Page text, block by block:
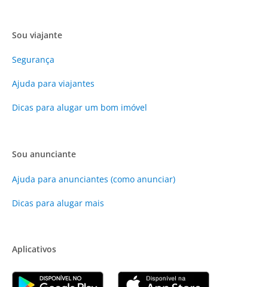
Sou viajante
Segurança
Ajuda para viajantes
Dicas para alugar um bom imóvel
Sou anunciante
Ajuda para anunciantes (como anunciar)
Dicas para alugar mais
Aplicativos